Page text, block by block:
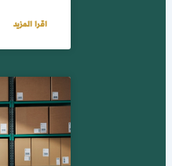
اقرا المزيد